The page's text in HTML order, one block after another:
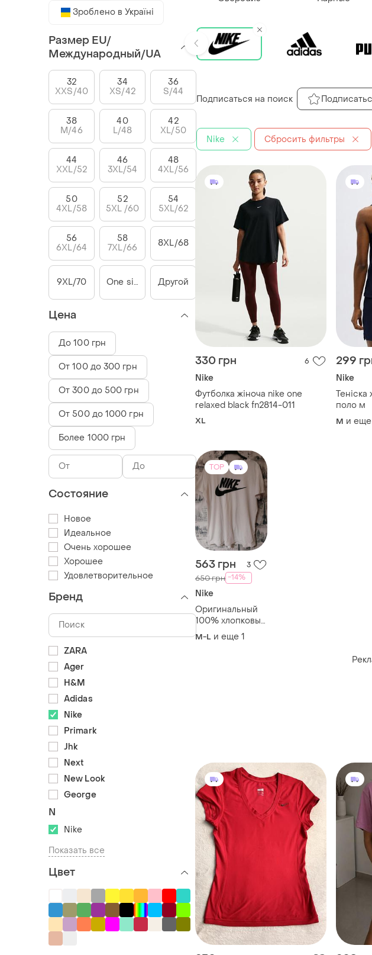
330 грн 6
Nike
Футболка жіноча nike one
relaxed black fn2814-011
XL
299
Nike
поло м
M и еще
TOP
563 грн 3
650 грн -14%
Nike
Оригинальный
100% хлопковый
стильная
качественная
M-L и еще 1
Nike Сбросить фильтры
Подписаться на поиск
Зроблено в Україні
Размер EU/
Международный/UA
32
XXS/40
34
XS/42
36
S/44
38
M/46
40
L/48
42
XL/50
44
XXL/52
46
3XL/54
48
4XL/56
50
4XL/58
52
5XL /60
54
5XL/62
56
6XL/64
58
7XL/66
8XL/68
9XL/70 One size Другой
Цена
До 100 грн
От 100 до 300 грн
От 300 до 500 грн
От 500 до 1000 грн
Более 1000 грн
Состояние
Новое
Идеальное
Очень хорошее
Хорошее
Удовлетворительное
Бренд
ZARA
Ager
H&M
Adidas
Nike
Primark
Jhk
Next
New Look
George
N
Nike
Показать все
Цвет